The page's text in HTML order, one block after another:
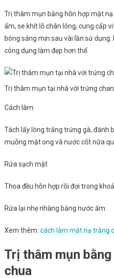
Trị thâm mụn bằng hỗn hợp mặt
ẩm, se khít lỗ chân lông, cung cấp
bóng sáng mịn sau vài lần sử
công dụng làm đẹp hơn thế.
Trị thâm mụn tại nhà với trứng
Cách làm:
Tách lấy lòng trắng trứng gà, đánh
muỗng mật ong và nước cốt nữa
Rửa sạch mặt
Thoa đều hỗn hợp rồi đợi trong
Rửa lại nhẹ nhàng bằng nước ấm
Xem thêm: cách làm mặt nạ trắng
Trị thâm mụn
chua